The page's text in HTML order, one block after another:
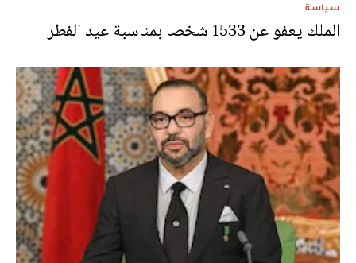
سياسة
الملك يعفو عن 1533 شخصا بمناسبة عيد الفطر